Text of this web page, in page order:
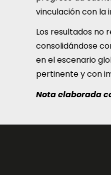
vinculación con la
Los resultados no
consolidándose
en el escenario
pertinente y con
Nota elaborada